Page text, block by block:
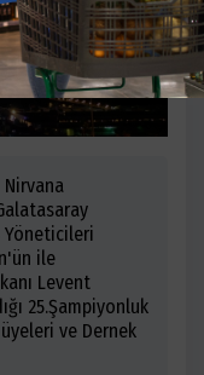
Yöneticileri
ile
Levent
25.Şampiyonluk
ve Dernek